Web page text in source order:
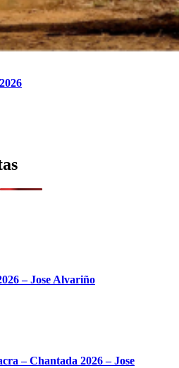
– Jose Alvariño
– Chantada 2026 – Jose